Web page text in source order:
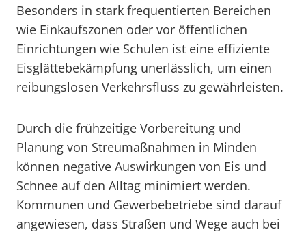
Besonders in stark frequentierten Bereichen
wie Einkaufszonen oder vor öffentlichen
Einrichtungen wie Schulen ist eine effiziente
Eisglättebekämpfung unerlässlich, um einen
reibungslosen Verkehrsfluss zu gewährleisten.
Durch die frühzeitige Vorbereitung und
Planung von Streumaßnahmen in Minden
können negative Auswirkungen von Eis und
Schnee auf den Alltag minimiert werden.
Kommunen und Gewerbebetriebe sind darauf
angewiesen, dass Straßen und Wege auch bei